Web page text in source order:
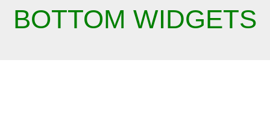
BOTTOM WIDGETS